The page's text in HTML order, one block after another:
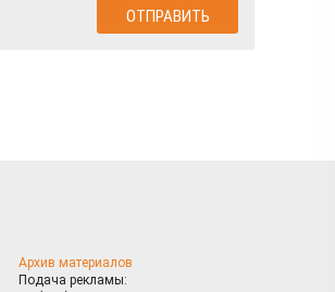
Архив материалов
Подача рекламы: